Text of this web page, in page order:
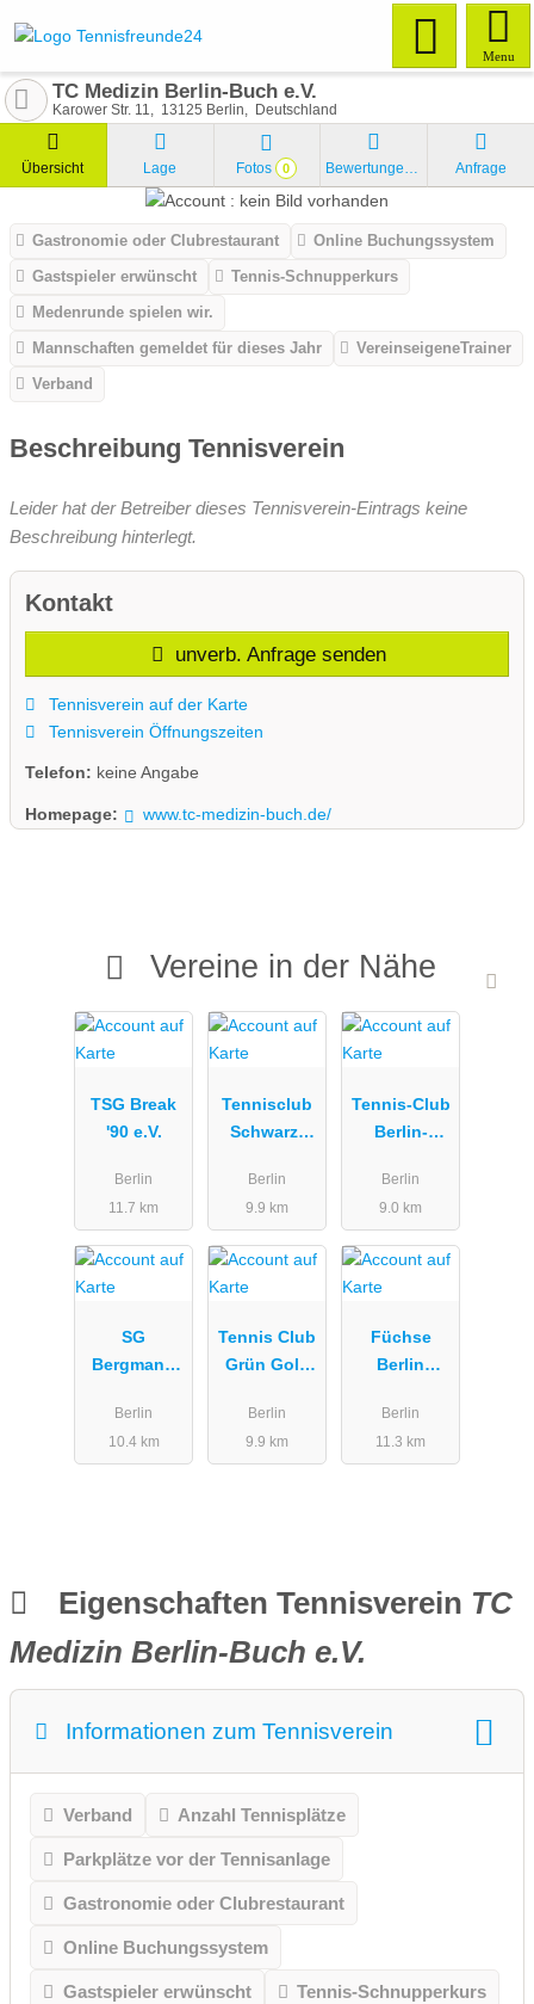
Menu
TC Medizin Berlin-Buch e.V.
Karower Str. 11 13125 Berlin Deutschland
Übersicht Lage Fotos 0 Bewertungen Anfrage
Gastronomie oder Clubrestaurant
Online Buchungssystem
Gastspieler erwünscht
Tennis-Schnupperkurs
Medenrunde spielen wir.
Mannschaften gemeldet für dieses Jahr
VereinseigeneTrainer
Verband
Beschreibung Tennisverein
Leider hat der Betreiber dieses Tennisverein-Eintrags keine
Beschreibung hinterlegt.
Kontakt
unverb. Anfrage senden
Tennisverein auf der Karte
Tennisverein Öffnungszeiten
Telefon: keine Angabe
Homepage: www.tc-medizin-buch.de/
Vereine in der Nähe
TSG Break
'90 e.V.
Berlin
11.7 km
Tennisclub
Schwarz-
e.V.
Berlin
9.9 km
Tennis-Club
Berlin-
e.V.
Berlin
9.0 km
SG
Bergmann
Berlin
10.4 km
Tennis Club
Grün Gold
Berlin
9.9 km
Füchse
Berlin
rf e. V. -
Tennis
Berlin
11.3 km
Eigenschaften Tennisverein TC
Medizin Berlin-Buch e.V.
Informationen zum Tennisverein
Verband Anzahl Tennisplätze
Parkplätze vor der Tennisanlage
Gastronomie oder Clubrestaurant
Online Buchungssystem
Gastspieler erwünscht Tennis-Schnupperkurs